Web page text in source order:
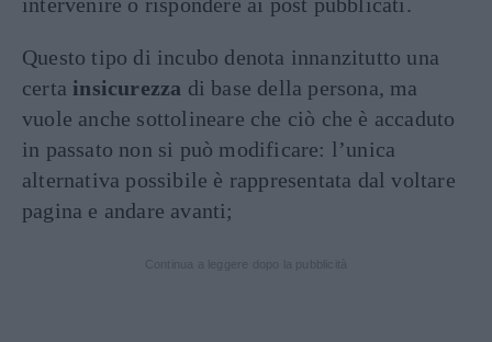
Questo tipo di incubo denota innanzitutto una
certa insicurezza di base della persona, ma
vuole anche sottolineare che ciò che è accaduto
in passato non si può modificare: l’unica
alternativa possibile è rappresentata dal voltare
pagina e andare avanti;